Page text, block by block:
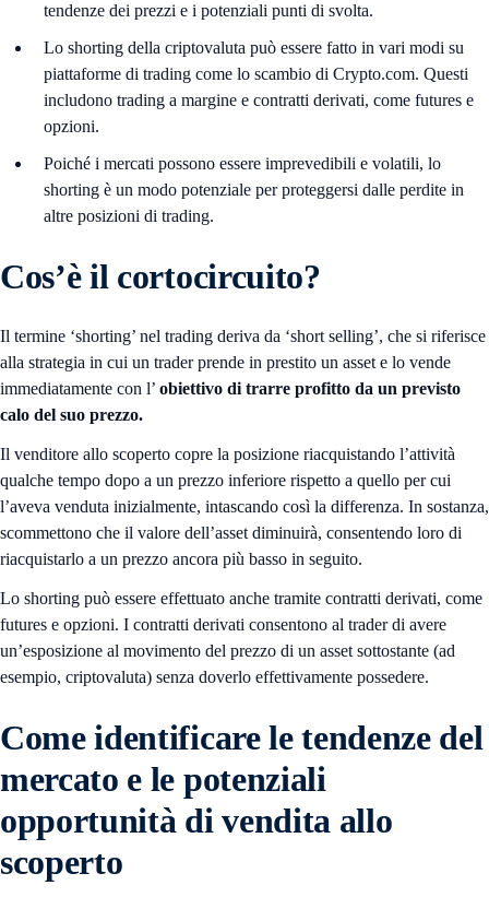
tendenze dei prezzi e i potenziali punti di svolta.
Lo shorting della criptovaluta può essere fatto in vari modi su
piattaforme di trading come lo scambio di Crypto.com. Questi
includono trading a margine e contratti derivati, come futures e
opzioni.
Poiché i mercati possono essere imprevedibili e volatili, lo
shorting è un modo potenziale per proteggersi dalle perdite in
altre posizioni di trading.
Cos’è il cortocircuito?
Il termine ‘shorting’ nel trading deriva da ‘short selling’, che si riferisce
alla strategia in cui un trader prende in prestito un asset e lo vende
immediatamente con l’ obiettivo di trarre profitto da un previsto
calo del suo prezzo.
Il venditore allo scoperto copre la posizione riacquistando l’attività
qualche tempo dopo a un prezzo inferiore rispetto a quello per cui
l’aveva venduta inizialmente, intascando così la differenza. In sostanza,
scommettono che il valore dell’asset diminuirà, consentendo loro di
riacquistarlo a un prezzo ancora più basso in seguito.
Lo shorting può essere effettuato anche tramite contratti derivati, come
futures e opzioni. I contratti derivati ​​consentono al trader di avere
un’esposizione al movimento del prezzo di un asset sottostante (ad
esempio, criptovaluta) senza doverlo effettivamente possedere.
Come identificare le tendenze del
mercato e le potenziali
opportunità di vendita allo
scoperto